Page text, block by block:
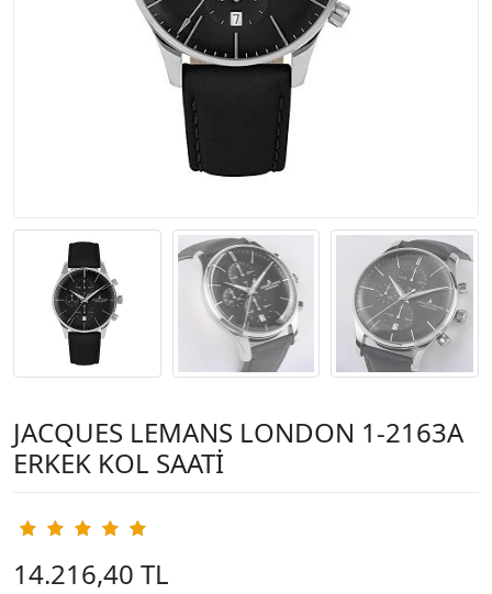
JACQUES LEMANS LONDON 1-2163A
ERKEK KOL SAATİ
14.216,40 TL